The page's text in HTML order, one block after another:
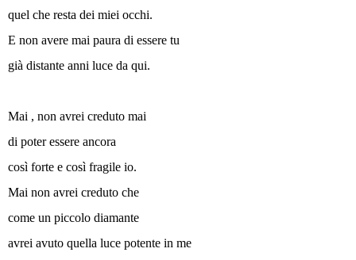
quel che resta dei miei occhi.
E non avere mai paura di essere tu
già distante anni luce da qui.
Mai , non avrei creduto mai
di poter essere ancora
così forte e così fragile io.
Mai non avrei creduto che
come un piccolo diamante
avrei avuto quella luce potente in me